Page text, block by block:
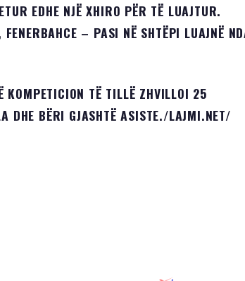
EDHE NJË XHIRO PËR TË LUAJTUR.
– PASI NË SHTËPI LUAJNË
KOMPETICION TË TILLË ZHVILLOI 25
DHE BËRI GJASHTË ASISTE./LAJMI.NET/